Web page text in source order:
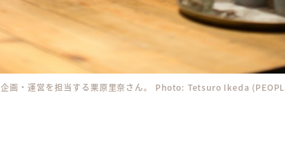
企画・運営を担当する栗原里奈さん。 Photo: Tetsuro Ikeda